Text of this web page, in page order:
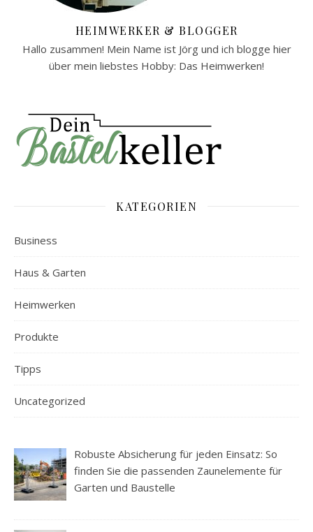
HEIMWERKER & BLOGGER
Hallo zusammen! Mein Name ist Jörg und ich blogge hier
über mein liebstes Hobby: Das Heimwerken!
KATEGORIEN
Business
Haus & Garten
Heimwerken
Produkte
Tipps
Uncategorized
Robuste Absicherung für jeden Einsatz: So
finden Sie die passenden Zaunelemente für
Garten und Baustelle